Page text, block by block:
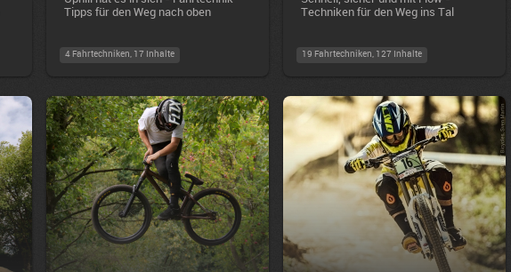
Tipps für den Weg nach oben
4 Fahrtechniken, 17 Inhalte
Techniken für den Weg ins Tal
19 Fahrtechniken, 127 Inhalte